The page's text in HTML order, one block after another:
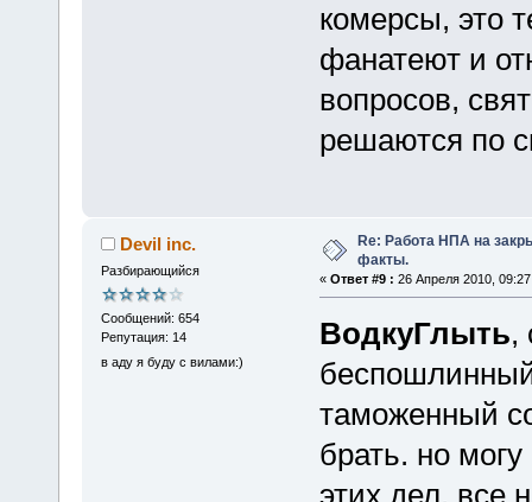
комерсы, это
фанатеют и
вопросов,
решаются по
Devil inc.
Разбирающийся
Сообщений: 654
Репутация: 14
в аду я буду с вилами:)
Re: Работа НПА на
факты.
« Ответ #9 : 26 Апреля 2010,
ВодкуГлыть,
таможенный
брать. но
этих дел, все